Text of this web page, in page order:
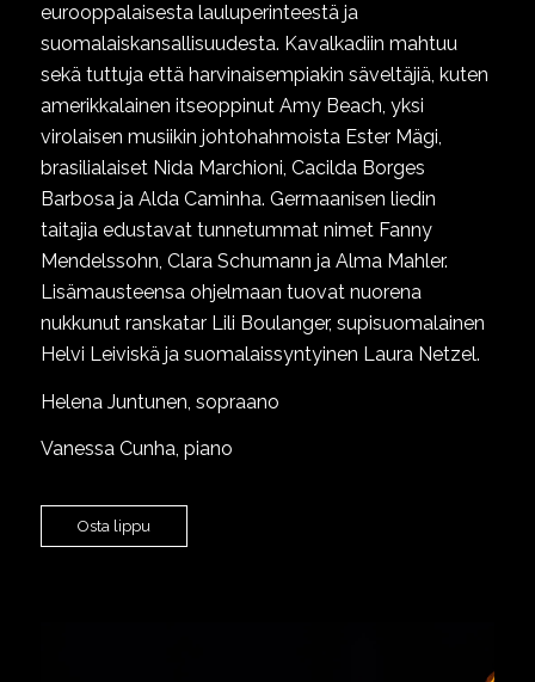
eurooppalaisesta lauluperinteestä ja
suomalaiskansallisuudesta. Kavalkadiin mahtuu
sekä tuttuja että harvinaisempiakin säveltäjiä, kuten
amerikkalainen itseoppinut Amy Beach, yksi
virolaisen musiikin johtohahmoista Ester Mägi,
brasilialaiset Nida Marchioni, Cacilda Borges
Barbosa ja Alda Caminha. Germaanisen liedin
taitajia edustavat tunnetummat nimet Fanny
Mendelssohn, Clara Schumann ja Alma Mahler.
Lisämausteensa ohjelmaan tuovat nuorena
nukkunut ranskatar Lili Boulanger, supisuomalainen
Helvi Leiviskä ja suomalaissyntyinen Laura Netzel.
Helena Juntunen, sopraano
Vanessa Cunha, piano
Osta lippu